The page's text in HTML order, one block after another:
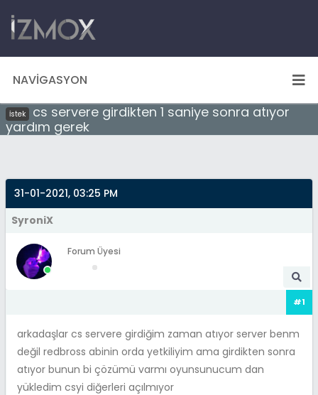
NAVIGASYON
İstek
cs servere girdikten 1 saniye sonra atıyor
yardım gerek
31-01-2021, 03:25 PM
SyroniX
Forum Üyesi
#1
arkadaşlar cs servere girdiğim zaman atıyor server benm
değil redbross abinin orda yetkiliyim ama girdikten sonra
atıyor bunun bi çözümü varmı oyunsunucum dan
yükledim csyi diğerleri açılmıyor